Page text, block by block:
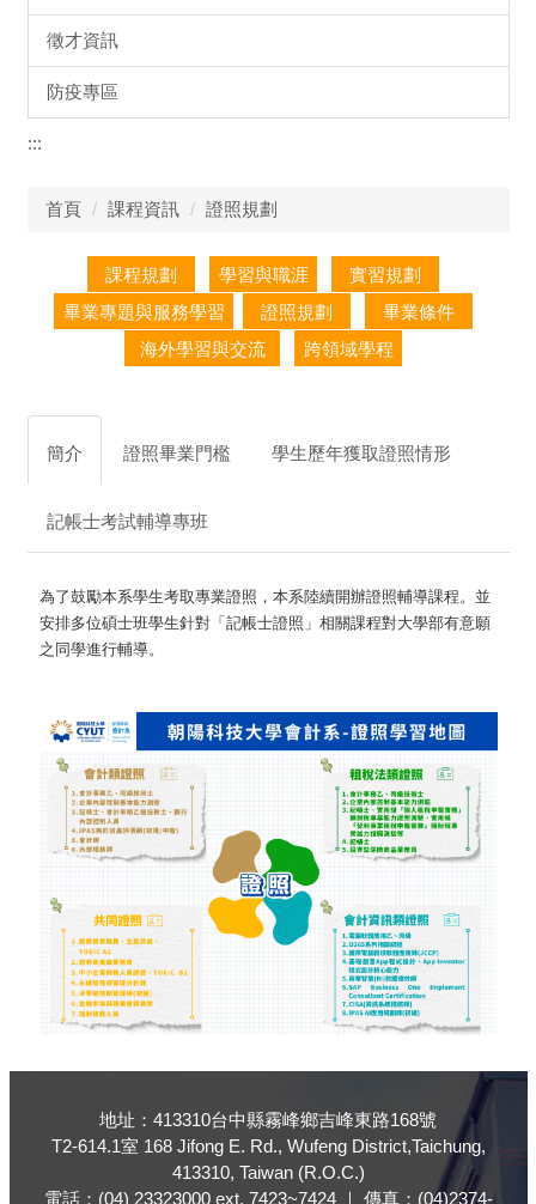
徵才資訊
防疫專區
:::
首頁 課程資訊 證照規劃
簡介 證照畢業門檻 學生歷年獲取證照情形
記帳士考試輔導專班
為了鼓勵本系學生考取專業證照，本系陸續開辦證照輔導課程。並
安排多位碩士班學生針對「記帳士證照」相關課程對大學部有意願
之同學進行輔導。
地址：413310台中縣霧峰鄉吉峰東路168號
T2-614.1室 168 Jifong E. Rd., Wufeng District,Taichung,
413310, Taiwan (R.O.C.)
電話：(04) 23323000 ext. 7423~7424 ｜ 傳真：(04)2374-